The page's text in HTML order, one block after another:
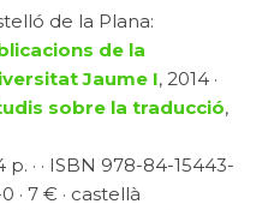
de la Plana:
de la
Jaume I, 2014 ·
sobre la traducció,
p. · · ISBN 978-84-15443-
· 7 € · castellà